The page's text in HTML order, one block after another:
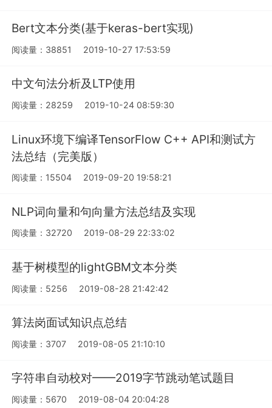
Bert文本分类(基于keras-bert实现)
阅读量：38851 2019-10-27 17:53:59
中文句法分析及LTP使用
阅读量：28259 2019-10-24 08:59:30
Linux环境下编译TensorFlow C++ API和测试方
法总结（完美版）
阅读量：15504 2019-09-20 19:58:21
NLP词向量和句向量方法总结及实现
阅读量：32720 2019-08-29 22:33:02
基于树模型的lightGBM文本分类
阅读量：5256 2019-08-28 21:42:42
算法岗面试知识点总结
阅读量：3707 2019-08-05 21:10:10
字符串自动校对——2019字节跳动笔试题目
阅读量：5670 2019-08-04 20:04:28